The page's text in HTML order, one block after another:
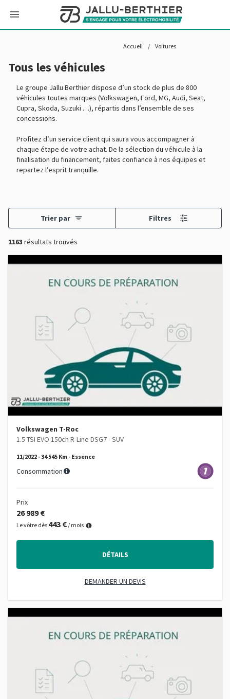
Accueil / Voitures
Tous les véhicules
Le groupe Jallu Berthier dispose d’un stock de plus de 800
véhicules toutes marques (Volkswagen, Ford, MG, Audi, Seat,
Cupra, Skoda, Suzuki …), répartis dans l’ensemble de ses
concessions.
Profitez d’un service client qui saura vous accompagner à
chaque étape de votre achat. De la sélection du véhicule à la
finalisation du financement, faites confiance à nos équipes et
repartez l’esprit tranquille.
Trier par Filtres
1163 résultats trouvés
Volkswagen T-Roc
1.5 TSI EVO 150ch R-Line DSG7 - SUV
11/2022 - 34 545 Km - Essence
Consommation
Prix
26 989 €
Le vôtre dès 443 € / mois
DÉTAILS
DEMANDER UN DEVIS